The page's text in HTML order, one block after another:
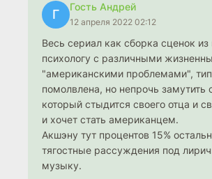
Г
Гость Андрей
12 апреля 2022 02:12
Весь сериал как сборка сценок из
психологу с различными
"американскими проблемами",
помолвлена, но непрочь замутить
который стыдится своего отца и
и хочет стать американцем.
Акшэну тут процентов 15%
тягостные рассуждения под
музыку.